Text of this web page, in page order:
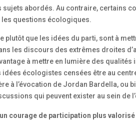
sujets abordés. Au contraire, certains
les questions écologiques.
que les idées du parti, sont à
les discours des extrêmes droites
à mettre en lumière des qualités
idées écologistes censées être au
l’évocation de Jordan Bardella, ou
qui peuvent exister au sein de
courage de participation plus